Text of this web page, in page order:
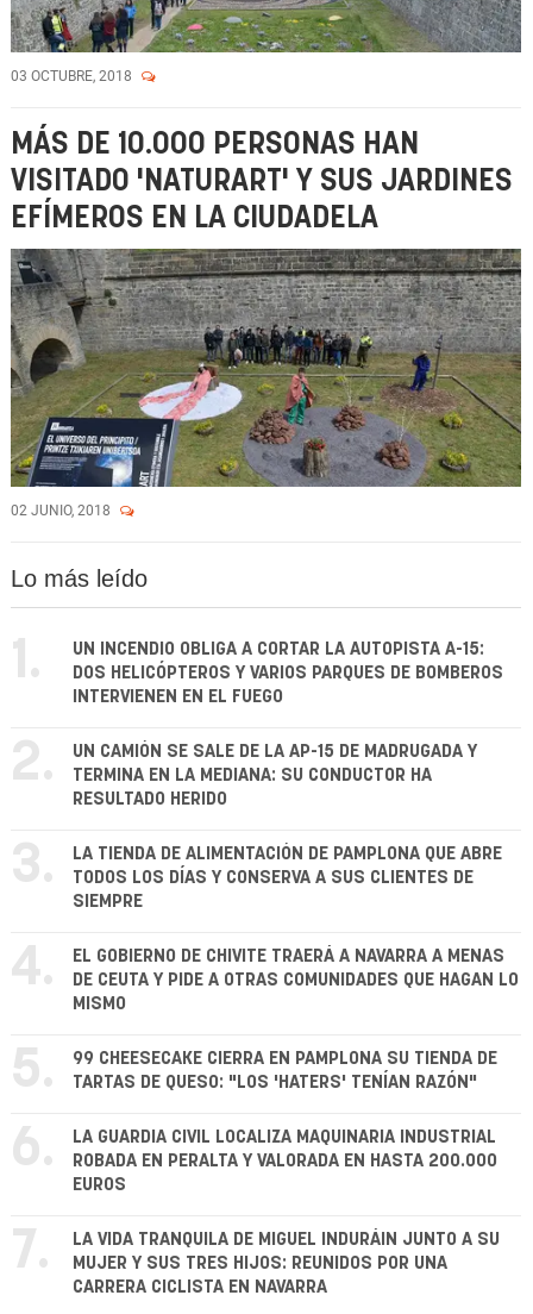
03 OCTUBRE, 2018
MÁS DE 10.000 PERSONAS HAN
VISITADO 'NATURART' Y SUS JARDINES
EFÍMEROS EN LA CIUDADELA
02 JUNIO, 2018
Lo más leído
1.
UN INCENDIO OBLIGA A CORTAR LA AUTOPISTA A-15:
DOS HELICÓPTEROS Y VARIOS PARQUES DE BOMBEROS
INTERVIENEN EN EL FUEGO
2.
UN CAMIÓN SE SALE DE LA AP-15 DE MADRUGADA Y
TERMINA EN LA MEDIANA: SU CONDUCTOR HA
RESULTADO HERIDO
3.
LA TIENDA DE ALIMENTACIÓN DE PAMPLONA QUE ABRE
TODOS LOS DÍAS Y CONSERVA A SUS CLIENTES DE
SIEMPRE
4.
EL GOBIERNO DE CHIVITE TRAERÁ A NAVARRA A MENAS
DE CEUTA Y PIDE A OTRAS COMUNIDADES QUE HAGAN LO
MISMO
5.
99 CHEESECAKE CIERRA EN PAMPLONA SU TIENDA DE
TARTAS DE QUESO: "LOS 'HATERS' TENÍAN RAZÓN"
6.
LA GUARDIA CIVIL LOCALIZA MAQUINARIA INDUSTRIAL
ROBADA EN PERALTA Y VALORADA EN HASTA 200.000
EUROS
7.
LA VIDA TRANQUILA DE MIGUEL INDURÁIN JUNTO A SU
MUJER Y SUS TRES HIJOS: REUNIDOS POR UNA
CARRERA CICLISTA EN NAVARRA